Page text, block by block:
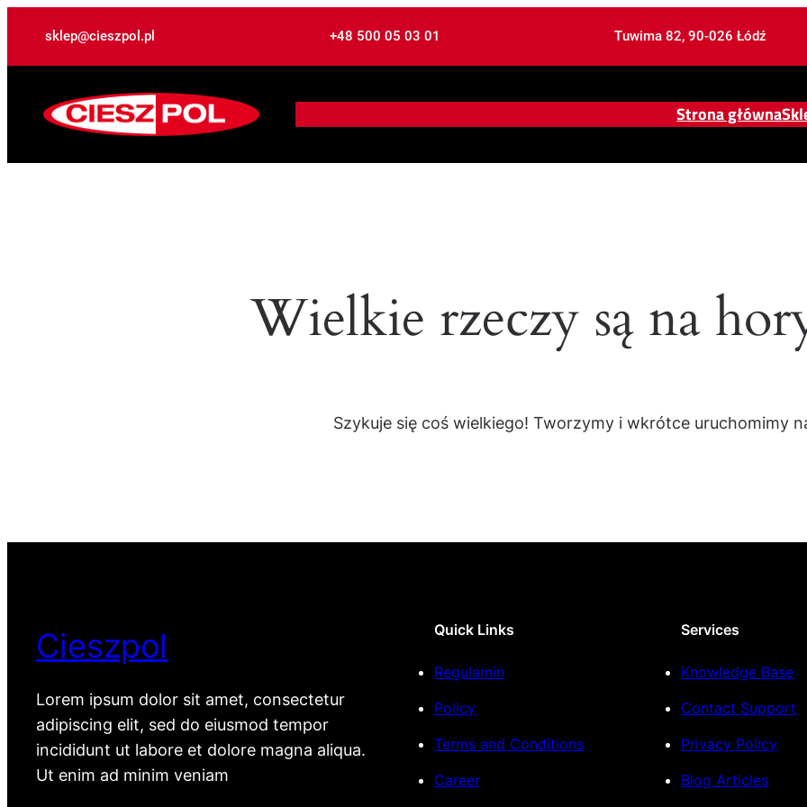
sklep@cieszpol.pl +48 500 05 03 01 Tuwima 82, 90-026 Łódź
Strona główna
Wielkie rzeczy są na
Szykuje się coś wielkiego! Tworzymy i wkrótce uruchomimy
Cieszpol
Lorem ipsum dolor sit amet, consectetur
adipiscing elit, sed do eiusmod tempor
incididunt ut labore et dolore magna aliqua.
Ut enim ad minim veniam
Quick Links
Regulamin
Policy
Terms and Conditions
Career
Services
Knowledge Base
Contact Support
Privacy Policy
Blog Articles